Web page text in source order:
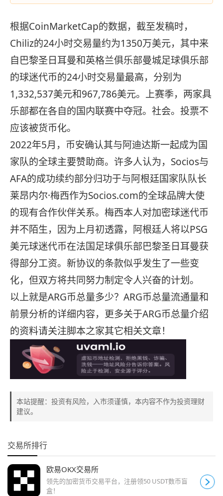
根据CoinMarketCap的数据，截至发稿时，
Chiliz的24小时交易量约为1350万美元，其中来
自巴黎圣日耳曼和英格兰俱乐部曼城足球俱乐部
的球迷代币的24小时交易量最高，分别为
1,332,537美元和967,786美元。上赛季，两家具
乐部都在各自的国内联赛中夺冠。社会。投票不
应该被货币化。
2022年5月，币安确认其与阿迪达斯一起成为国
家队的全球主要赞助商。许多人认为，Socios与
AFA的成功续约部分归功于与阿根廷国家队队长
莱昂内尔·梅西作为Socios.com的全球品牌大使
的现有合作伙伴关系。梅西本人对加密球迷代币
并不陌生，因为上月初透露，阿根廷人将以PSG
美元球迷代币在法国足球俱乐部巴黎圣日耳曼获
得部分工资。新协议的条款似乎发生了一些变
化，但双方将共同努力制定令人兴奋的计划。
以上就是ARG币总量多少？ARG币总量流通量和
前景分析的详细内容，更多关于ARG币总量介绍
的资料请关注脚本之家其它相关文章！
本站提醒：投资有风险，入市须谨慎，本内容不作为投资理财
建议。
交易所排行
欧易OKX交易所
领先的加密货币交易平台，注册领50 USDT数币盲
盒！